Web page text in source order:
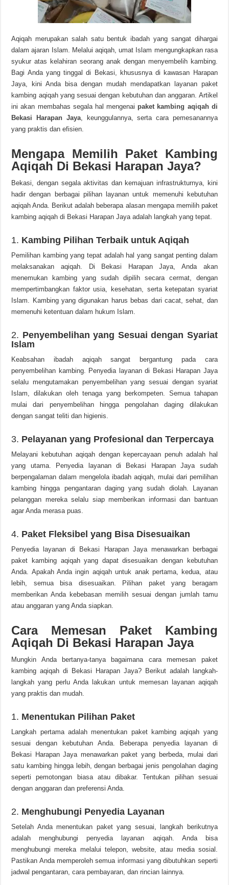
Aqiqah merupakan salah satu bentuk ibadah yang sangat dihargai
dalam ajaran Islam. Melalui aqiqah, umat Islam mengungkapkan rasa
syukur atas kelahiran seorang anak dengan menyembelih kambing.
Bagi Anda yang tinggal di Bekasi, khususnya di kawasan Harapan
Jaya, kini Anda bisa dengan mudah mendapatkan layanan paket
kambing aqiqah yang sesuai dengan kebutuhan dan anggaran. Artikel
ini akan membahas segala hal mengenai paket kambing aqiqah di
Bekasi Harapan Jaya, keunggulannya, serta cara pemesanannya
yang praktis dan efisien.
Mengapa Memilih Paket Kambing
Aqiqah Di Bekasi Harapan Jaya?
Bekasi, dengan segala aktivitas dan kemajuan infrastrukturnya, kini
hadir dengan berbagai pilihan layanan untuk memenuhi kebutuhan
aqiqah Anda. Berikut adalah beberapa alasan mengapa memilih paket
kambing aqiqah di Bekasi Harapan Jaya adalah langkah yang tepat.
1. Kambing Pilihan Terbaik untuk Aqiqah
Pemilihan kambing yang tepat adalah hal yang sangat penting dalam
melaksanakan aqiqah. Di Bekasi Harapan Jaya, Anda akan
menemukan kambing yang sudah dipilih secara cermat, dengan
mempertimbangkan faktor usia, kesehatan, serta ketepatan syariat
Islam. Kambing yang digunakan harus bebas dari cacat, sehat, dan
memenuhi ketentuan dalam hukum Islam.
2. Penyembelihan yang Sesuai dengan Syariat
Islam
Keabsahan ibadah aqiqah sangat bergantung pada cara
penyembelihan kambing. Penyedia layanan di Bekasi Harapan Jaya
selalu mengutamakan penyembelihan yang sesuai dengan syariat
Islam, dilakukan oleh tenaga yang berkompeten. Semua tahapan
mulai dari penyembelihan hingga pengolahan daging dilakukan
dengan sangat teliti dan higienis.
3. Pelayanan yang Profesional dan Terpercaya
Melayani kebutuhan aqiqah dengan kepercayaan penuh adalah hal
yang utama. Penyedia layanan di Bekasi Harapan Jaya sudah
berpengalaman dalam mengelola ibadah aqiqah, mulai dari pemilihan
kambing hingga pengantaran daging yang sudah diolah. Layanan
pelanggan mereka selalu siap memberikan informasi dan bantuan
agar Anda merasa puas.
4. Paket Fleksibel yang Bisa Disesuaikan
Penyedia layanan di Bekasi Harapan Jaya menawarkan berbagai
paket kambing aqiqah yang dapat disesuaikan dengan kebutuhan
Anda. Apakah Anda ingin aqiqah untuk anak pertama, kedua, atau
lebih, semua bisa disesuaikan. Pilihan paket yang beragam
memberikan Anda kebebasan memilih sesuai dengan jumlah tamu
atau anggaran yang Anda siapkan.
Cara Memesan Paket Kambing
Aqiqah Di Bekasi Harapan Jaya
Mungkin Anda bertanya-tanya bagaimana cara memesan paket
kambing aqiqah di Bekasi Harapan Jaya? Berikut adalah langkah-
langkah yang perlu Anda lakukan untuk memesan layanan aqiqah
yang praktis dan mudah.
1. Menentukan Pilihan Paket
Langkah pertama adalah menentukan paket kambing aqiqah yang
sesuai dengan kebutuhan Anda. Beberapa penyedia layanan di
Bekasi Harapan Jaya menawarkan paket yang berbeda, mulai dari
satu kambing hingga lebih, dengan berbagai jenis pengolahan daging
seperti pemotongan biasa atau dibakar. Tentukan pilihan sesuai
dengan anggaran dan preferensi Anda.
2. Menghubungi Penyedia Layanan
Setelah Anda menentukan paket yang sesuai, langkah berikutnya
adalah menghubungi penyedia layanan aqiqah. Anda bisa
menghubungi mereka melalui telepon, website, atau media sosial.
Pastikan Anda memperoleh semua informasi yang dibutuhkan seperti
jadwal pengantaran, cara pembayaran, dan rincian lainnya.